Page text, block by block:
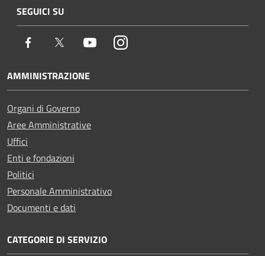
SEGUICI SU
Facebook Twitter YoutubeInstagram
AMMINISTRAZIONE
Organi di Governo
Aree Amministrative
Uffici
Enti e fondazioni
Politici
Personale Amministrativo
Documenti e dati
CATEGORIE DI SERVIZIO